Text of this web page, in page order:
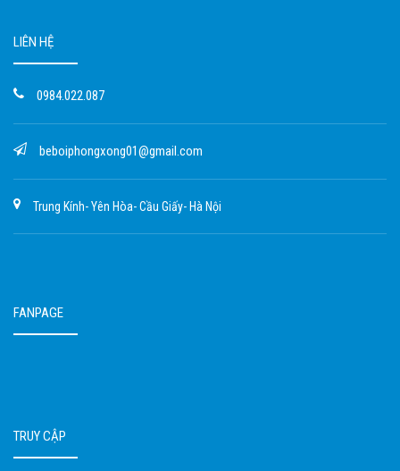
LIÊN HỆ
0984.022.087
beboiphongxong01@gmail.com
Trung Kính- Yên Hòa- Cầu Giấy- Hà Nội
FANPAGE
TRUY CẬP